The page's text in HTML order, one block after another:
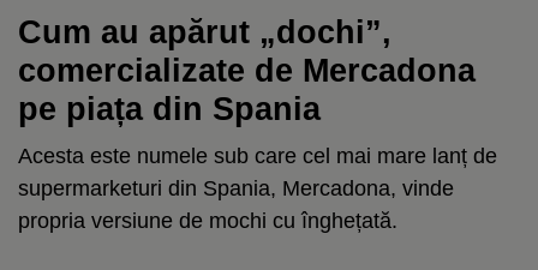
Cum au apărut „dochi”,
comercializate de Mercadona
pe piața din Spania
Acesta este numele sub care cel mai mare lanț de
supermarketuri din Spania, Mercadona, vinde
propria versiune de mochi cu înghețată.